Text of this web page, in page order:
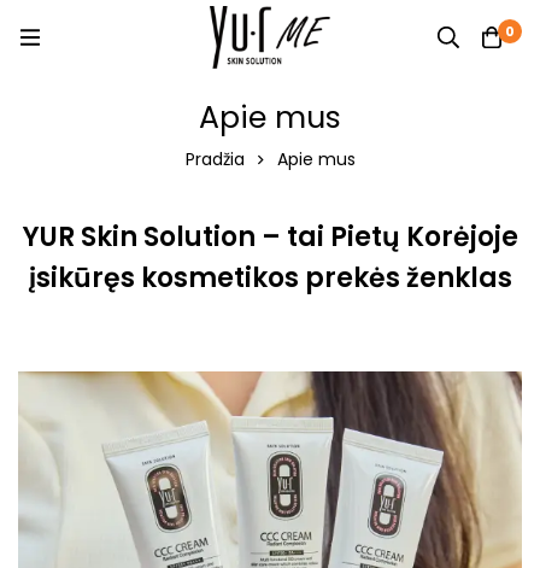
0
Apie mus
Pradžia Apie mus
YUR Skin Solution – tai Pietų Korėjoje
įsikūręs kosmetikos prekės ženklas